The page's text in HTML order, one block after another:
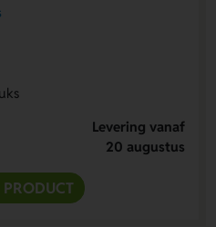
Levering vanaf
20 augustus